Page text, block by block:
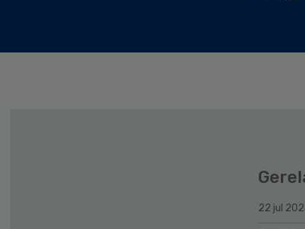
22 jul